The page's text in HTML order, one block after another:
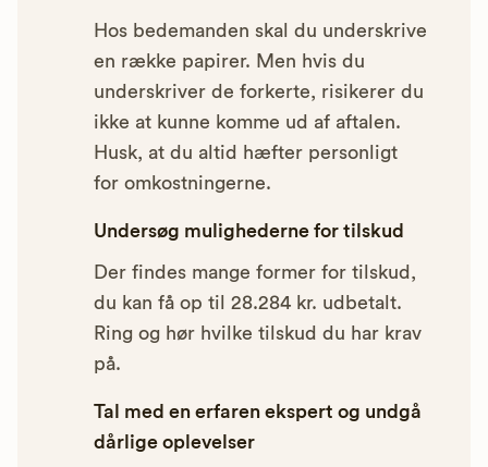
Hos bedemanden skal du underskrive
en række papirer. Men hvis du
underskriver de forkerte, risikerer du
ikke at kunne komme ud af aftalen.
Husk, at du altid hæfter personligt
for omkostningerne.
Undersøg mulighederne for tilskud
Der findes mange former for tilskud,
du kan få op til 28.284 kr. udbetalt.
Ring og hør hvilke tilskud du har krav
på.
Tal med en erfaren ekspert og undgå
dårlige oplevelser